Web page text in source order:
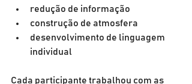
redução de informação
construção de atmosfera
desenvolvimento de linguagem
individual
Cada participante trabalhou com as